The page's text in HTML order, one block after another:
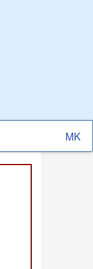
Select
your